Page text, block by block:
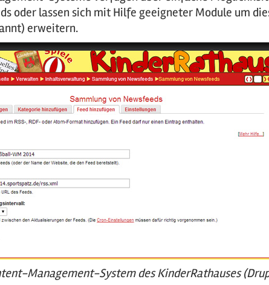
oder lassen sich mit Hilfe geeigneter Module um
erweitern.
Management-System des KinderRathauses